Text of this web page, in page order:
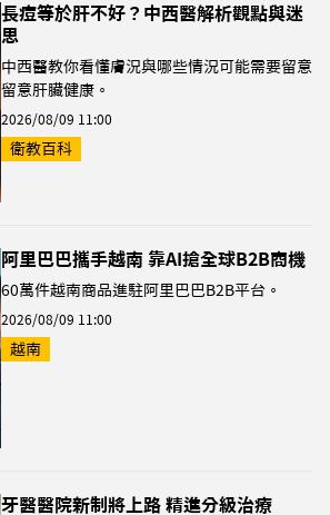
長痘等於肝不好？中西醫解析觀點與迷
思
中西醫教你看懂膚況與哪些情況可能需要留意
留意肝臟健康。
2026/08/09 11:00
衛教百科
阿里巴巴攜手越南 靠AI搶全球B2B商機
60萬件越南商品進駐阿里巴巴B2B平台。
2026/08/09 11:00
越南
牙醫醫院新制將上路 精進分級治療